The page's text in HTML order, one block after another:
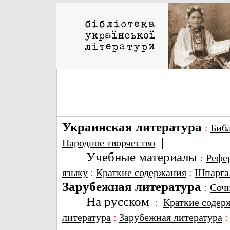
Украинская литература :
Народное творчество |
Учебные материалы :
языку : Краткие содержания :
Зарубежная литература :
На русском : Краткие
литература : Зарубежная литература